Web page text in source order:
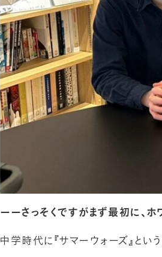
ーーさっそくですがまず最初に、
中学時代に『サマーウォーズ』とい